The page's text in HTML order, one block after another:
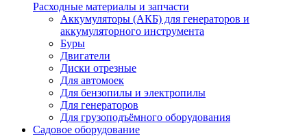
Расходные материалы и запчасти
Аккумуляторы (АКБ) для генераторов и
аккумуляторного инструмента
Буры
Двигатели
Диски отрезные
Для автомоек
Для бензопилы и электропилы
Для генераторов
Для грузоподъёмного оборудования
Садовое оборудование